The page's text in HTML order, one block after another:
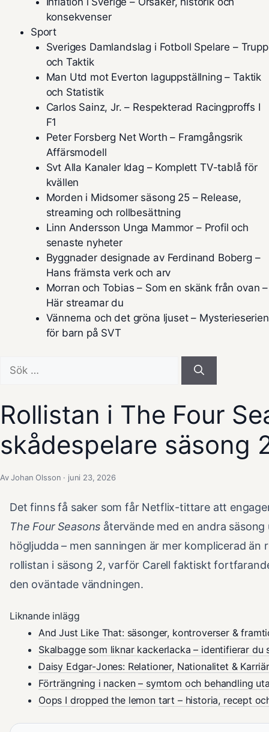
konsekvenser
Sport
Sveriges Damlandslag i Fotboll Spelare – Trupp
och Taktik
Man Utd mot Everton laguppställning – Taktik
och Statistik
Carlos Sainz, Jr. – Respekterad Racingproffs I
F1
Peter Forsberg Net Worth – Framgångsrik
Affärsmodell
Svt Alla Kanaler Idag – Komplett TV-tablå för
kvällen
Morden i Midsomer säsong 25 – Release,
streaming och rollbesättning
Linn Andersson Unga Mammor – Profil och
senaste nyheter
Byggnader designade av Ferdinand Boberg –
Hans främsta verk och arv
Morran och Tobias – Som en skänk från ovan –
Här streamar du
Vännerna och det gröna ljuset – Mysterieserien
för barn på SVT
efter:
Rollistan i The Four
skådespelare säsong
Av Johan Olsson · juni 23, 2026
Det finns få saker som får Netflix-tittare att
The Four Seasons återvände med en andra
högljudda – men sanningen är mer komplicerad än
rollistan i säsong 2, varför Carell faktiskt
den oväntade vändningen.
Liknande inlägg
And Just Like That: säsonger, kontroverser &
Skalbagge som liknar kackerlacka – identifierar du
Daisy Edgar-Jones: Relationer, Nationalitet &
Förträngning i nacken – symtom och behandling
Oops I dropped the lemon tart – historia, recept